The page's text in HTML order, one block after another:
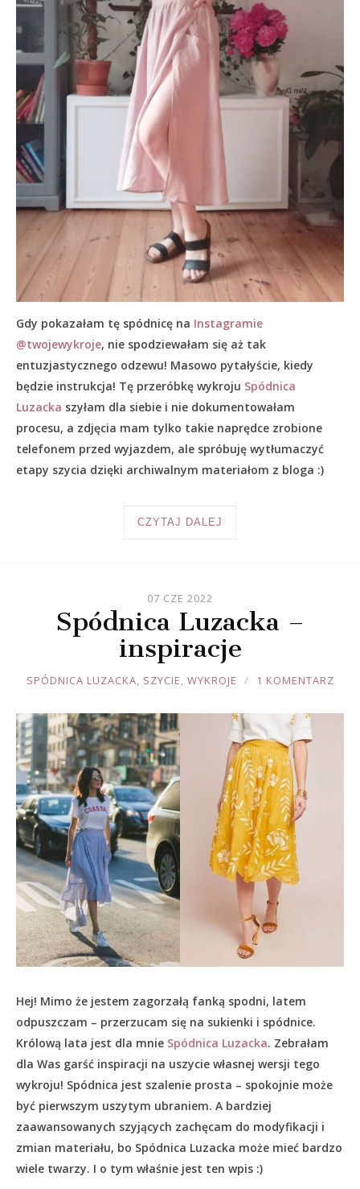
Gdy pokazałam tę spódnicę na Instagramie
@twojewykroje, nie spodziewałam się aż tak
entuzjastycznego odzewu! Masowo pytałyście, kiedy
będzie instrukcja! Tę przeróbkę wykroju Spódnica
Luzacka szyłam dla siebie i nie dokumentowałam
procesu, a zdjęcia mam tylko takie naprędce zrobione
telefonem przed wyjazdem, ale spróbuję wytłumaczyć
etapy szycia dzięki archiwalnym materiałom z bloga :)
CZYTAJ DALEJ
07 CZE 2022
Spódnica Luzacka –
inspiracje
JOULE
SPÓDNICA LUZACKA, SZYCIE, WYKROJE 1 KOMENTARZ
Hej! Mimo że jestem zagorzałą fanką spodni, latem
odpuszczam – przerzucam się na sukienki i spódnice.
Królową lata jest dla mnie Spódnica Luzacka. Zebrałam
dla Was garść inspiracji na uszycie własnej wersji tego
wykroju! Spódnica jest szalenie prosta – spokojnie może
być pierwszym uszytym ubraniem. A bardziej
zaawansowanych szyjących zachęcam do modyfikacji i
zmian materiału, bo Spódnica Luzacka może mieć bardzo
wiele twarzy. I o tym właśnie jest ten wpis :)